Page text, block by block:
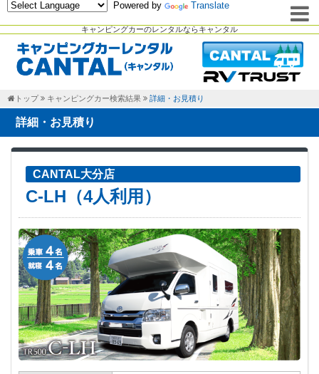
キャンピングカーのレンタルならキャンタル
Powered by Translate
トップ キャンピングカー検索結果 詳細・お見積り
詳細・お見積り
CANTAL大分店
C-LH（4人利用）